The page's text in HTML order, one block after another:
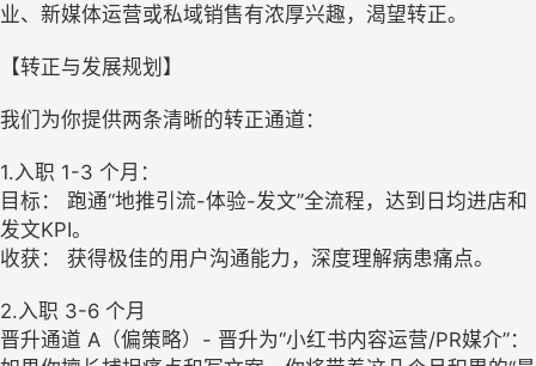
业、新媒体运营或私域销售有浓厚兴趣，渴望转正。
【转正与发展规划】
我们为你提供两条清晰的转正通道：
1.入职 1-3 个月：
目标： 跑通“地推引流-体验-发文”全流程，达到日均进店和
发文KPI。
收获： 获得极佳的用户沟通能力，深度理解病患痛点。
2.入职 3-6 个月
晋升通道 A（偏策略）- 晋升为“小红书内容运营/PR媒介”：